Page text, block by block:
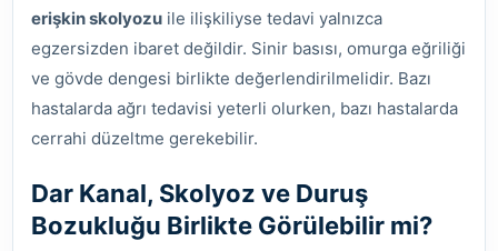
erişkin skolyozu ile ilişkiliyse tedavi yalnızca
egzersizden ibaret değildir. Sinir basısı, omurga eğriliği
ve gövde dengesi birlikte değerlendirilmelidir. Bazı
hastalarda ağrı tedavisi yeterli olurken, bazı hastalarda
cerrahi düzeltme gerekebilir.
Dar Kanal, Skolyoz ve Duruş
Bozukluğu Birlikte Görülebilir mi?